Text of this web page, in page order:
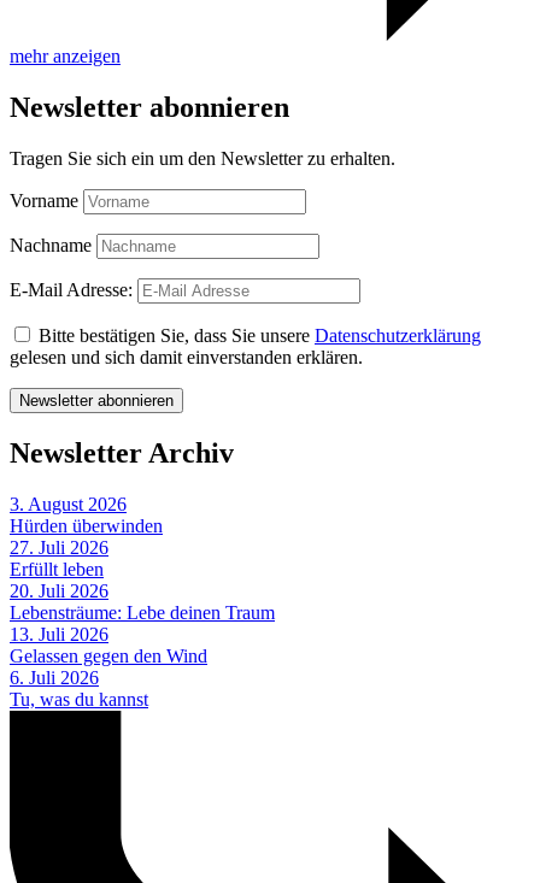
mehr anzeigen
Newsletter abonnieren
Tragen Sie sich ein um den Newsletter zu erhalten.
Vorname
Nachname
E-Mail Adresse:
Bitte bestätigen Sie, dass Sie unsere Datenschutzerklärung
gelesen und sich damit einverstanden erklären.
Newsletter Archiv
3. August 2026
Hürden überwinden
27. Juli 2026
Erfüllt leben
20. Juli 2026
Lebensträume: Lebe deinen Traum
13. Juli 2026
Gelassen gegen den Wind
6. Juli 2026
Tu, was du kannst